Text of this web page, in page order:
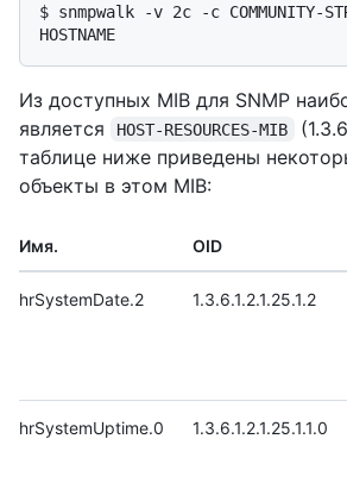
$ snmpwalk -v 2c -c COMMUNITY-
HOSTNAME
Из доступных MIB для SNMP
является
HOST-RESOURCES-MIB
таблице ниже приведены
объекты в этом MIB:
Имя. OID
hrSystemDate.2 1.3.6.1.2.1.25.1.2
hrSystemUptime.0 1.3.6.1.2.1.25.1.1.0